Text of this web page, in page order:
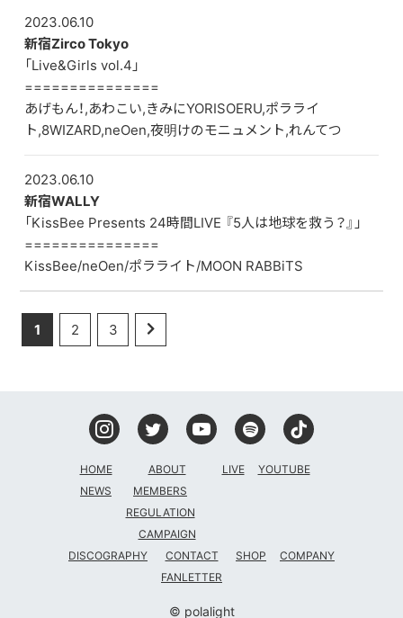
2023.06.10
新宿Zirco Tokyo
「Live&Girls vol.4」
===============
あげもん！,あわこい,きみにYORISOERU,ポラライ
ト,8WIZARD,neOen,夜明けのモニュメント,れんてつ
2023.06.10
新宿WALLY
「KissBee Presents 24時間LIVE 『5人は地球を救う？』」
===============
KissBee/neOen/ポラライト/MOON RABBiTS
1 2 3
HOME
NEWS
ABOUT
MEMBERS
REGULATION
CAMPAIGN
LIVE YOUTUBE
DISCOGRAPHY
CONTACT
FANLETTER
SHOP COMPANY
© polalight